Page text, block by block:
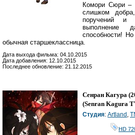
Комори Сюри –
слишком
поручений и
выполнение
способности!
обычная старшеклассница.
Дата выхода фильма: 04.10.2015
Дата добавления: 12.10.2015
Последнее обновление: 21.12.2015
Сенран Кагура
(Senran Kagura
Студия: Artland
HD